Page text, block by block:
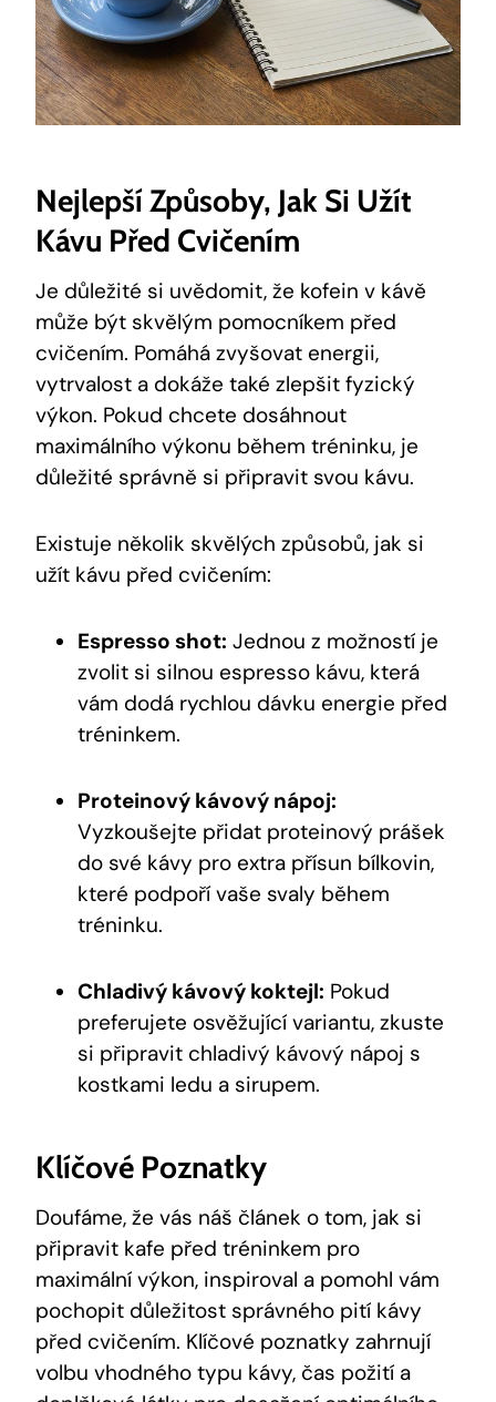
Nejlepší Způsoby, ⁤jak Si Užít
Kávu Před Cvičením
Je důležité si uvědomit, že ⁢kofein v kávě
může být skvělým​ pomocníkem před⁢
cvičením.‍ Pomáhá zvyšovat energii,⁢
vytrvalost a dokáže také zlepšit fyzický
výkon.‍ Pokud chcete dosáhnout
maximálního výkonu během tréninku, je
důležité správně si připravit svou kávu.
Existuje ⁢několik‍ skvělých způsobů, jak si
užít kávu před ⁣cvičením:
Espresso‌ shot: Jednou ‌z možností je
zvolit si ⁣silnou⁢ espresso kávu, která
vám dodá rychlou dávku energie ​před
tréninkem.
Proteinový kávový nápoj:
Vyzkoušejte přidat proteinový prášek
do své ⁤kávy pro‌ extra přísun bílkovin,
které podpoří‍ vaše⁢ svaly⁤ během
tréninku.
Chladivý kávový koktejl: Pokud
preferujete osvěžující variantu, zkuste
si⁢ připravit chladivý kávový ‌nápoj⁢ s⁣
kostkami ledu a​ sirupem.
Klíčové Poznatky
Doufáme, že vás ⁣náš článek o tom, jak ⁢si
připravit kafe před tréninkem pro
maximální výkon,​ inspiroval a pomohl vám
⁢pochopit důležitost správného pití kávy
před cvičením. Klíčové poznatky​ zahrnují
volbu vhodného typu kávy, čas požití a